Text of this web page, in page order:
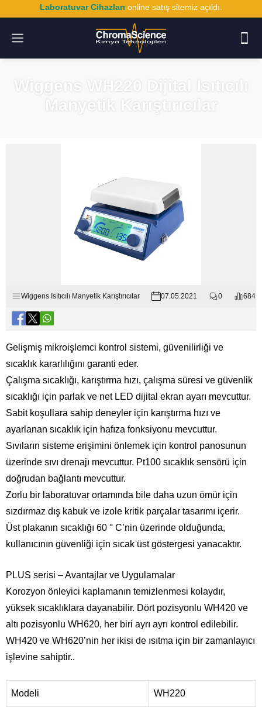
Laboratuvar Cihazları online satış sitemiz açıldı.
Wiggens WH220 Dijital Isıtıcılı
Manyetik Karıştırıcılar
Wiggens Isıtıcılı Manyetik Karıştırıcılar 07.05.2021 0 684
Gelişmiş mikroişlemci kontrol sistemi, güvenilirliği ve
sıcaklık kararlılığını garanti eder.
Çalışma sıcaklığı, karıştırma hızı, çalışma süresi ve güvenlik
sıcaklığı için parlak ve net LED dijital ekran ayarı mevcuttur.
Sabit koşullara sahip deneyler için karıştırma hızı ve
ayarlanan sıcaklık için hafıza fonksiyonu mevcuttur.
Sıvıların sisteme erişimini önlemek için kontrol panosunun
üzerinde sıvı drenajı mevcuttur. Pt100 sıcaklık sensörü için
doğrudan bağlantı mevcuttur.
Zorlu bir laboratuvar ortamında bile daha uzun ömür için
sızdırmaz dış kabuk ve izole kritik parçalar tasarımı içerir.
Üst plakanın sıcaklığı 60 ° C’nin üzerinde olduğunda,
kullanıcının güvenliği için sıcak üst göstergesi yanacaktır.
PLUS serisi – Avantajlar ve Uygulamalar
Korozyon önleyici kaplamanın temizlenmesi kolaydır,
yüksek sıcaklıklara dayanabilir. Dört pozisyonlu WH420 ve
altı pozisyonlu WH620, her biri ayrı ayrı kontrol edilebilir.
WH420 ve WH620’nin her ikisi de ısıtma için bir zamanlayıcı
işlevine sahiptir..
Modeli WH220